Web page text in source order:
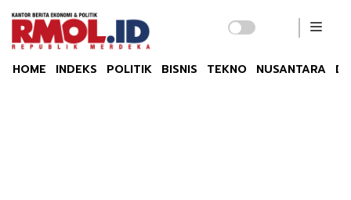
HOME INDEKS POLITIK BISNIS TEKNO NUSANTARA